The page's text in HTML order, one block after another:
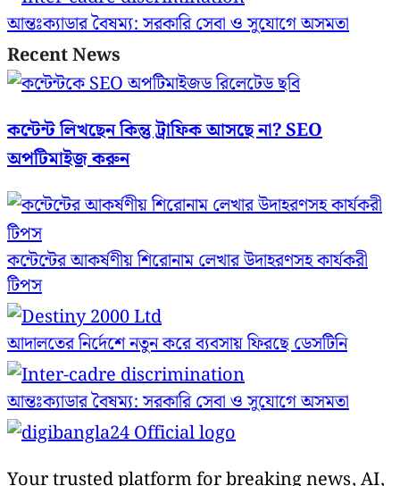
আন্তঃক্যাডার বৈষম্য: সরকারি সেবা ও সুযোগে অসমতা
Recent News
কন্টেন্ট লিখছেন কিন্তু ট্রাফিক আসছে না? ‍SEO
অপটিমাইজ করুন
কন্টেন্টের আকর্ষণীয় শিরোনাম লেখার উদাহরণসহ কার্যকরী
টিপস
আদালতের নির্দেশে নতুন করে ব্যবসায় ফিরছে ডেসটিনি
আন্তঃক্যাডার বৈষম্য: সরকারি সেবা ও সুযোগে অসমতা
Your trusted platform for breaking news, AI,